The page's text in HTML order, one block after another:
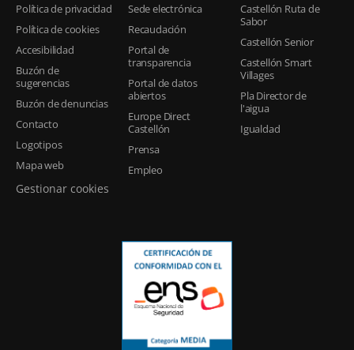
Política de privacidad
Política de cookies
Accesibilidad
Buzón de
sugerencias
Buzón de denuncias
Contacto
Logotipos
Mapa web
Gestionar cookies
Sede electrónica
Recaudación
Portal de
transparencia
Portal de datos
abiertos
Europe Direct
Castellón
Prensa
Empleo
Castellón Ruta de
Sabor
Castellón Senior
Castellón Smart
Villages
Pla Director de
l'aigua
Igualdad